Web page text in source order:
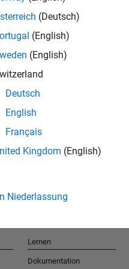
Erhalten
(Deutsch)
(English)
(English)
Deutsch
English
Français
Kingdom (English)
Niederlassung
Lernen
Dokumentation